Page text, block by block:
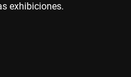
exhibiciones.